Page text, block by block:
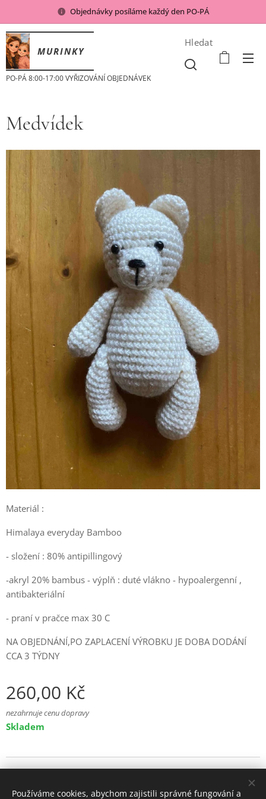
Objednávky posíláme každý den PO-PÁ
MURINKY
PO-PÁ 8:00-17:00 VYŘIZOVÁNÍ OBJEDNÁVEK
Hledat
Medvídek
Materiál :
Himalaya everyday Bamboo
- složení : 80% antipillingový
-akryl 20% bambus - výplň : duté vlákno - hypoalergenní ,
antibakteriální
- praní v pračce max 30 C
NA OBJEDNÁNÍ,PO ZAPLACENÍ VÝROBKU JE DOBA DODÁNÍ
CCA 3 TÝDNY
260,00 Kč
nezahrnuje cenu dopravy
Skladem
Používáme cookies, abychom zajistili správné fungování a